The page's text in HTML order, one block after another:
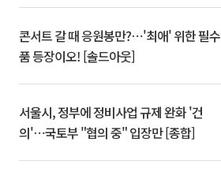
콘서트 갈 때 응원봉만?⋯'최애' 위한 필수
품 등장이오! [솔드아웃]
서울시, 정부에 정비사업 규제 완화 '건
의'⋯국토부 "협의 중" 입장만 [종합]